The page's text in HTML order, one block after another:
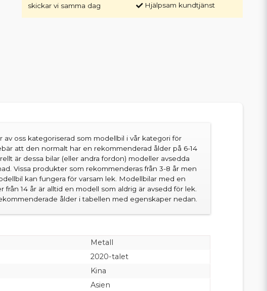
skickar vi samma dag
Hjälpsam kundtjänst
av oss kategoriserad som modellbil i vår kategori för
att den normalt har en rekommenderad ålder på 6-14
är dessa bilar (eller andra fordon) modeller avsedda
Vissa produkter som rekommenderas från 3-8 år men
kan fungera för varsam lek. Modellbilar med en
från 14 år är alltid en modell som aldrig är avsedd för lek.
ålder i tabellen med egenskaper nedan.
Metall
2020-talet
Kina
Asien